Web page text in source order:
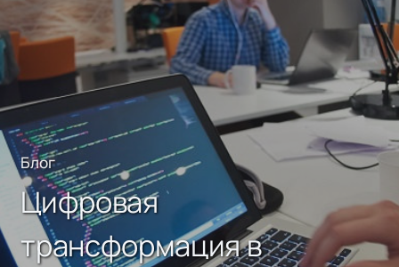
Блог
Цифровая
трансформация в